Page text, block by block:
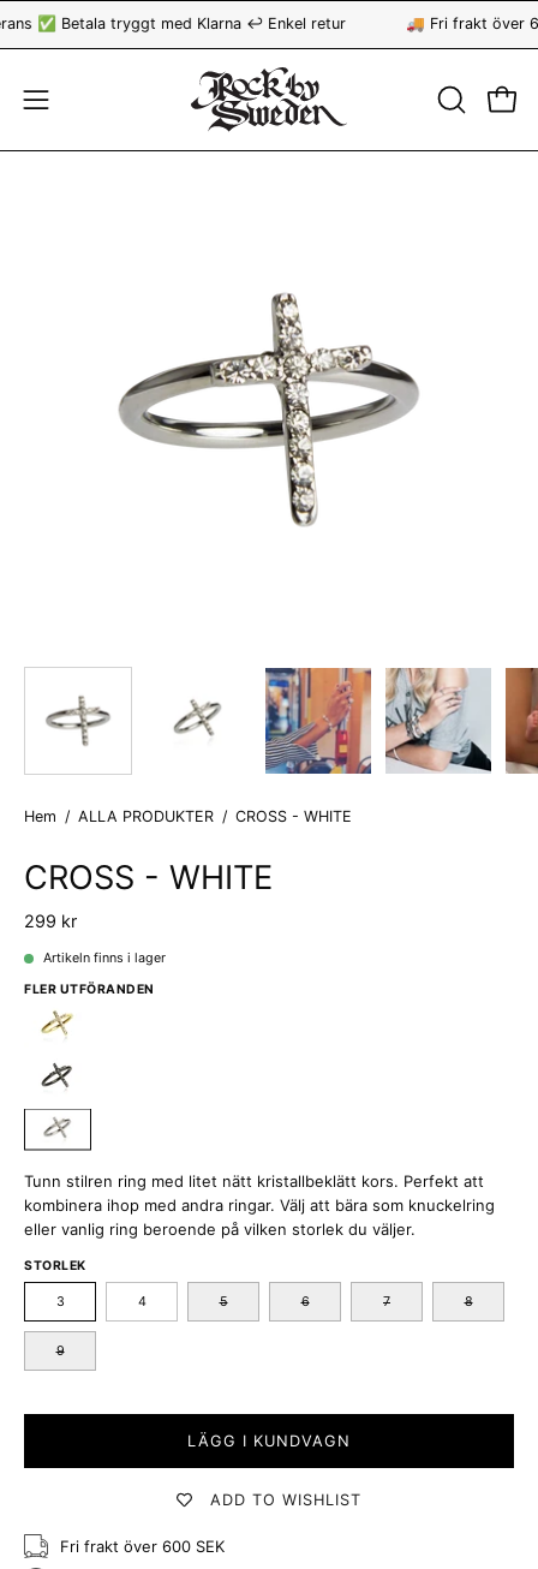
Hoppa
till
✅ Betala tryggt med Klarna ↩️ Enkel retur 🚚 Fri frakt över
Öppna
ÖPPNA
Hem / ALLA PRODUKTER / CROSS - WHITE
CROSS - WHITE
299 kr
Artikeln finns i lager
FLER UTFÖRANDEN
Tunn stilren ring med litet nätt kristallbeklätt kors. Perfekt att
kombinera ihop med andra ringar. Välj att bära som knuckelring
eller vanlig ring beroende på vilken storlek du väljer.
STORLEK
3 4 5 6 7 8
9
LÄGG I KUNDVAGN
ADD TO WISHLIST
Fri frakt över 600 SEK